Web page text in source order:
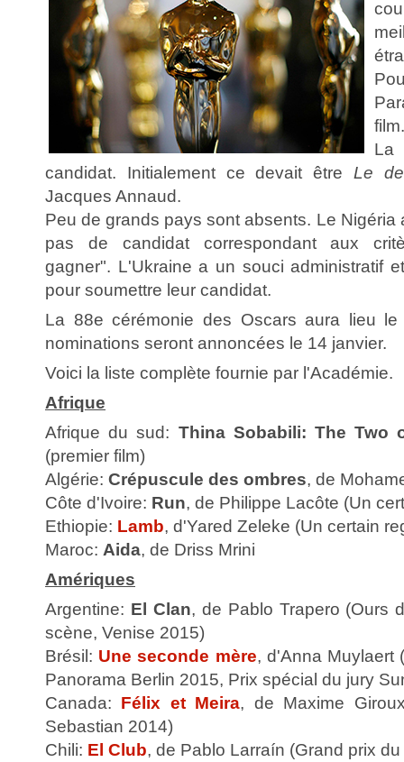
film.
La
candidat. Initialement ce devait être Le
Jacques Annaud.
Peu de grands pays sont absents. Le Nigéria
pas de candidat correspondant aux
gagner". L'Ukraine a un souci administratif
pour soumettre leur candidat.
La 88e cérémonie des Oscars aura lieu
nominations seront annoncées le 14 janvier.
Voici la liste complète fournie par l'Académie.
Afrique
Afrique du sud: Thina Sobabili: The Two
(premier film)
Algérie: Crépuscule des ombres, de
Côte d'Ivoire: Run, de Philippe Lacôte (Un
Ethiopie: Lamb, d'Yared Zeleke (Un certain
Maroc: Aida, de Driss Mrini
Amériques
Argentine: El Clan, de Pablo Trapero (Ours
scène, Venise 2015)
Brésil: Une seconde mère, d'Anna Muylaert
Panorama Berlin 2015, Prix spécial du jury
Canada: Félix et Meira, de Maxime
Sebastian 2014)
Chili: El Club, de Pablo Larraín (Grand prix